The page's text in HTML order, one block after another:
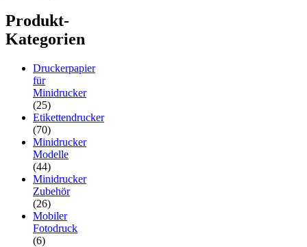
Produkt-
Kategorien
Druckerpapier
für
Minidrucker
(25)
Etikettendrucker
(70)
Minidrucker
Modelle
(44)
Minidrucker
Zubehör
(26)
Mobiler
Fotodruck
(6)